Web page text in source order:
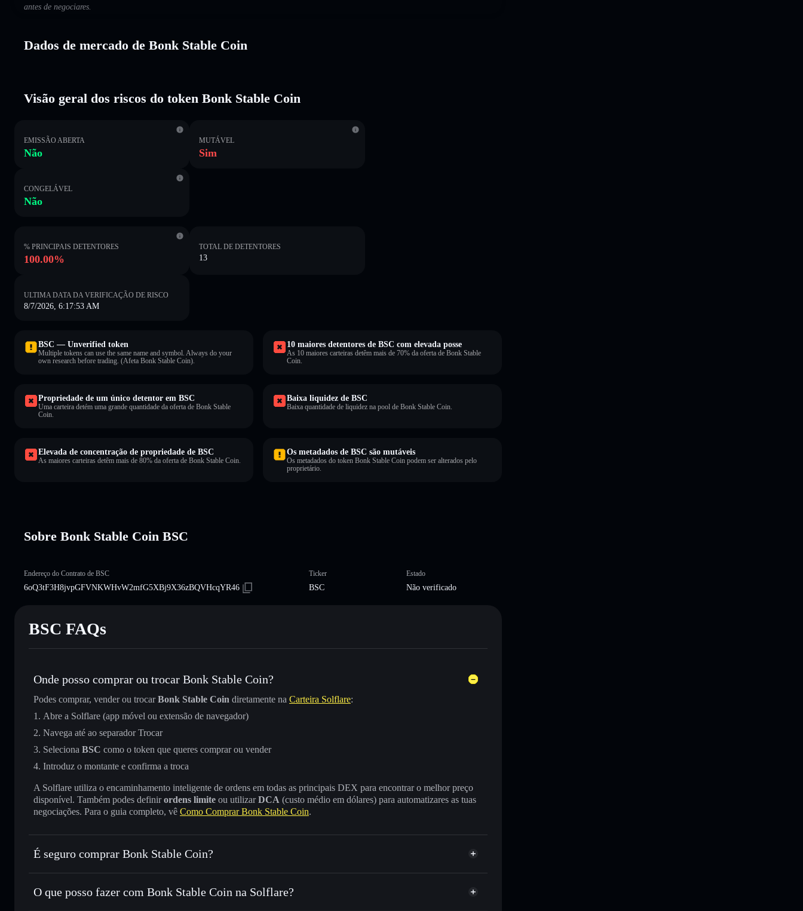
antes de negociares.
Dados de mercado de Bonk Stable Coin
Visão geral dos riscos do token Bonk Stable Coin
EMISSÃO ABERTA
Não
MUTÁVEL
Sim
CONGELÁVEL
Não
% PRINCIPAIS DETENTORES
100.00%
TOTAL DE DETENTORES
13
ULTIMA DATA DA VERIFICAÇÃO DE RISCO
8/7/2026, 6:17:53 AM
BSC — Unverified token
Multiple tokens can use the same name and symbol. Always do your
own research before trading. (Afeta Bonk Stable Coin).
10 maiores detentores de BSC com elevada posse
As 10 maiores carteiras detêm mais de 70% da oferta de Bonk Stable
Coin.
Propriedade de um único detentor em BSC
Uma carteira detém uma grande quantidade da oferta de Bonk Stable
Coin.
Baixa liquidez de BSC
Baixa quantidade de liquidez na pool de Bonk Stable Coin.
Elevada de concentração de propriedade de BSC
As maiores carteiras detêm mais de 80% da oferta de Bonk Stable Coin.
Os metadados de BSC são mutáveis
Os metadados do token Bonk Stable Coin podem ser alterados pelo
proprietário.
Sobre Bonk Stable Coin BSC
Endereço do Contrato de BSC
6oQ3tF3H8jvpGFVNKWHvW2mfG5XBj9X36zBQVHcqYR46
Ticker
BSC
Estado
Não verificado
BSC FAQs
Onde posso comprar ou trocar Bonk Stable Coin?
Podes comprar, vender ou trocarBonk Stable Coin diretamente na Carteira Solflare:
Abre a Solflare (app móvel ou extensão de navegador)
Navega até ao separador Trocar
Seleciona BSC como o token que queres comprar ou vender
Introduz o montante e confirma a troca
A Solflare utiliza o encaminhamento inteligente de ordens em todas as principais DEX para encontrar o melhor preço
disponível. Também podes definirordens limite ou utilizarDCA (custo médio em dólares) para automatizares as tuas
negociações. Para o guia completo, vê Como Comprar Bonk Stable Coin.
É seguro comprar Bonk Stable Coin?
Bonk Stable Coin não está verificado
O que posso fazer com Bonk Stable Coin na Solflare?